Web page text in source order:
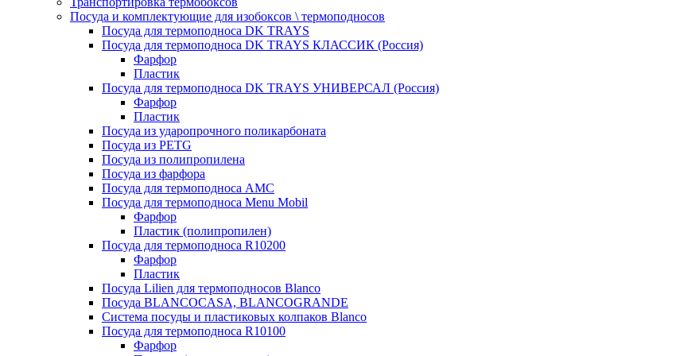
Посуда и комплектующие для изобоксов \ термоподносов
Посуда для термоподноса DK TRAYS
Посуда для термоподноса DK TRAYS КЛАССИК (Россия)
Фарфор
Пластик
Посуда для термоподноса DK TRAYS УНИВЕРСАЛ (Россия)
Фарфор
Пластик
Посуда из ударопрочного поликарбоната
Посуда из PETG
Посуда из полипропилена
Посуда из фарфора
Посуда для термоподноса AMC
Посуда для термоподноса Menu Mobil
Фарфор
Пластик (полипропилен)
Посуда для термоподноса R10200
Фарфор
Пластик
Посуда Lilien для термоподносов Blanco
Посуда BLANCOCASA, BLANCOGRANDE
Система посуды и пластиковых колпаков Blanco
Посуда для термоподноса R10100
Фарфор